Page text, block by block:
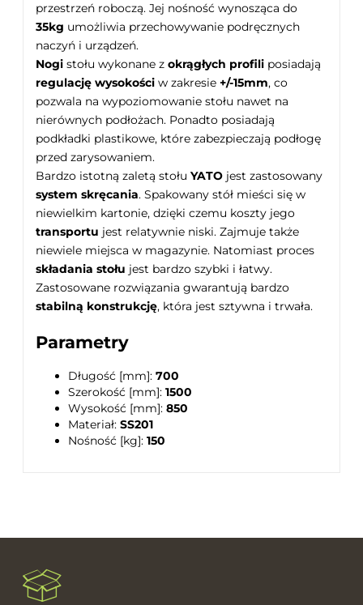
przestrzeń roboczą. Jej nośność wynosząca do
35kg umożliwia przechowywanie podręcznych
naczyń i urządzeń.
Nogi stołu wykonane z okrągłych profili posiadają
regulację wysokości w zakresie +/-15mm, co
pozwala na wypoziomowanie stołu nawet na
nierównych podłożach. Ponadto posiadają
podkładki plastikowe, które zabezpieczają podłogę
przed zarysowaniem.
Bardzo istotną zaletą stołu YATO jest zastosowany
system skręcania. Spakowany stół mieści się w
niewielkim kartonie, dzięki czemu koszty jego
transportu jest relatywnie niski. Zajmuje także
niewiele miejsca w magazynie. Natomiast proces
składania stołu jest bardzo szybki i łatwy.
Zastosowane rozwiązania gwarantują bardzo
stabilną konstrukcję, która jest sztywna i trwała.
Parametry
Długość [mm]: 700
Szerokość [mm]: 1500
Wysokość [mm]: 850
Materiał: SS201
Nośność [kg]: 150